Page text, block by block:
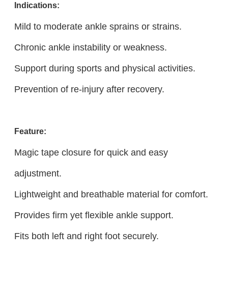
Indications:
Mild to moderate ankle sprains or strains.
Chronic ankle instability or weakness.
Support during sports and physical activities.
Prevention of re-injury after recovery.
Feature:
Magic tape closure for quick and easy
adjustment.
Lightweight and breathable material for comfort.
Provides firm yet flexible ankle support.
Fits both left and right foot securely.